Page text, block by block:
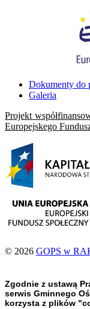
Dokumenty do
Galeria
Projekt
Europejskego
© 2026 GOPS w
Zgodnie z ustawą
serwis Gminnego
korzysta z plików